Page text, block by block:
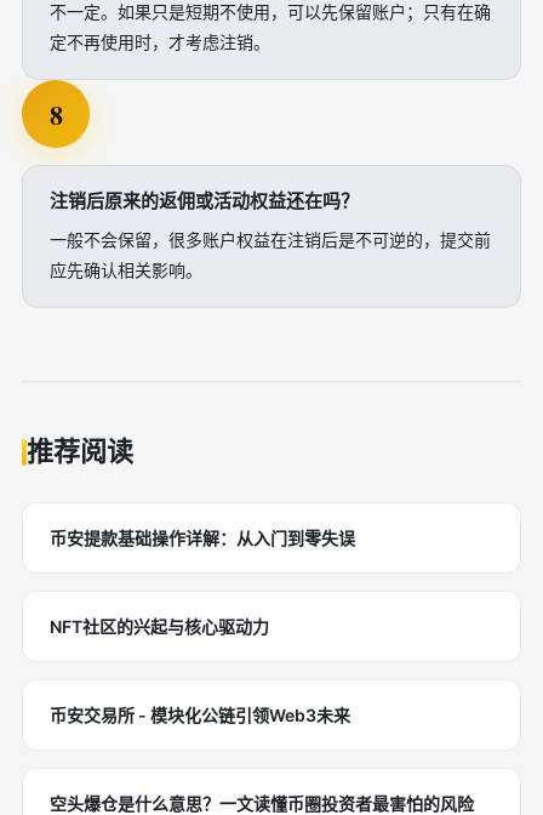
不一定。如果只是短期不使用，可以先保留账户；只有在确
定不再使用时，才考虑注销。
8
注销后原来的返佣或活动权益还在吗？
一般不会保留，很多账户权益在注销后是不可逆的，提交前
应先确认相关影响。
推荐阅读
币安提款基础操作详解：从入门到零失误
NFT社区的兴起与核心驱动力
币安交易所 - 模块化公链引领Web3未来
空头爆仓是什么意思？一文读懂币圈投资者最害怕的风险